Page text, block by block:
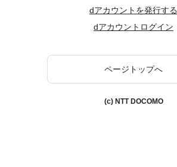
dアカウントを発行する
dアカウントログイン
ページトップへ
(c) NTT DOCOMO